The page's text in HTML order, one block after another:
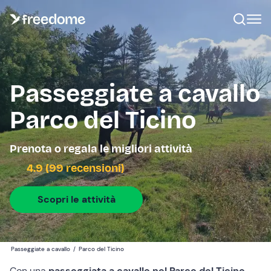
Passeggiate a cavallo
Parco del Ticino
Prenota o regala le migliori attività
4.9 (99 recensioni)
Scopri le attività
Passeggiate a cavallo / Parco del Ticino